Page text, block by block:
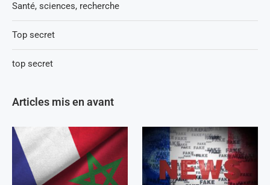
Santé, sciences, recherche
Top secret
top secret
Articles mis en avant